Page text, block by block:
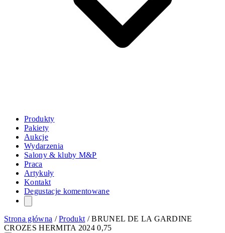
Produkty
Pakiety
Aukcje
Wydarzenia
Salony & kluby M&P
Praca
Artykuły
Kontakt
Degustacje komentowane
Strona główna /Produkt /BRUNEL DE LA GARDINE
CROZES HERMITA 2024 0,75